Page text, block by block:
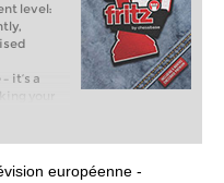
level:
it’s a
your
already
you can
with a
before.européenne -